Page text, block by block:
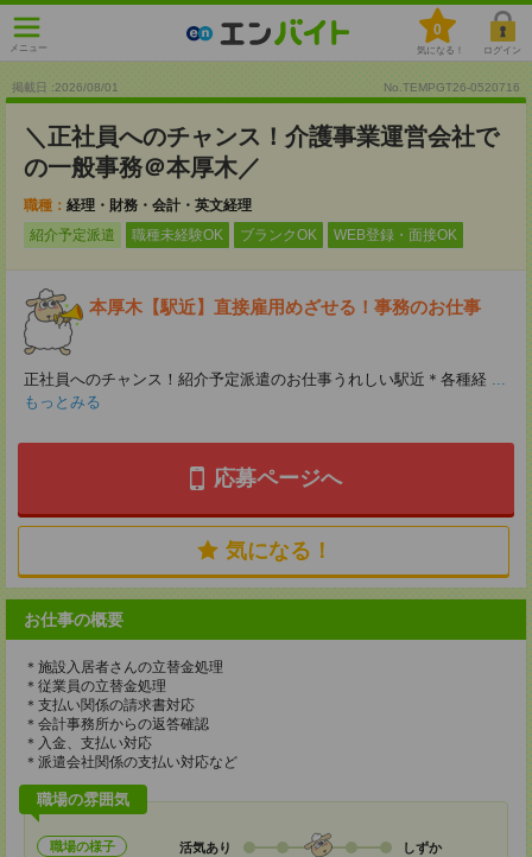
メニュー
0
気になる！ ログイン
掲載日 :2026/08/01 No.TEMPGT26-0520716
＼正社員へのチャンス！介護事業運営会社で
の一般事務＠本厚木／
職種： 経理・財務・会計・英文経理
紹介予定派遣
職種未経験OK ブランクOK WEB登録・面接OK
本厚木【駅近】直接雇用めざせる！事務のお仕事
正社員へのチャンス！紹介予定派遣のお仕事うれしい駅近＊各種経 ...
もっとみる
応募ページへ
気になる！
お仕事の概要
＊施設入居者さんの立替金処理
＊従業員の立替金処理
＊支払い関係の請求書対応
＊会計事務所からの返答確認
＊入金、支払い対応
＊派遣会社関係の支払い対応など
職場の雰囲気
職場の様子 活気あり しずか